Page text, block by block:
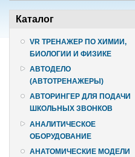
Каталог
VR ТРЕНАЖЕР ПО ХИМИИ,
БИОЛОГИИ И ФИЗИКЕ
АВТОДЕЛО
(АВТОТРЕНАЖЕРЫ)
АВТОРИНГЕР ДЛЯ ПОДАЧИ
ШКОЛЬНЫХ ЗВОНКОВ
АНАЛИТИЧЕСКОЕ
ОБОРУДОВАНИЕ
АНАТОМИЧЕСКИЕ МОДЕЛИ